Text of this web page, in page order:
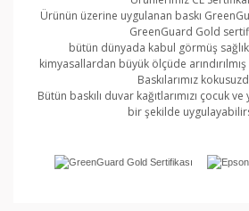
Ürünün üzerine uygulanan baskı
GreenGuard Gold
bütün dünyada kabul görmüş sağlık
kimyasallardan büyük ölçüde
Baskılarımız
Bütün baskılı duvar kağıtlarımızı çocuk
bir şekilde